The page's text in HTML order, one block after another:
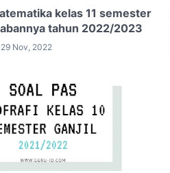
kelas 11 semester
tahun 2022/2023
29 Nov, 2022